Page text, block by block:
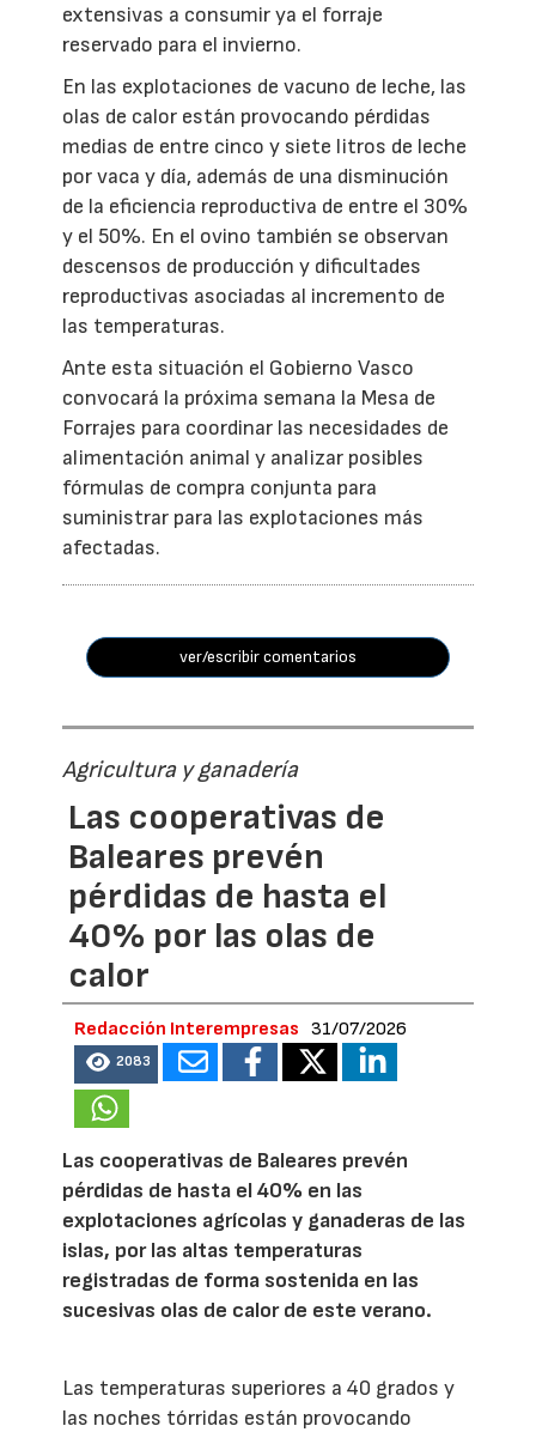
extensivas a consumir ya el forraje
reservado para el invierno.
En las explotaciones de vacuno de leche, las
olas de calor están provocando pérdidas
medias de entre cinco y siete litros de leche
por vaca y día, además de una disminución
de la eficiencia reproductiva de entre el 30%
y el 50%. En el ovino también se observan
descensos de producción y dificultades
reproductivas asociadas al incremento de
las temperaturas.
Ante esta situación el Gobierno Vasco
convocará la próxima semana la Mesa de
Forrajes para coordinar las necesidades de
alimentación animal y analizar posibles
fórmulas de compra conjunta para
suministrar para las explotaciones más
afectadas.
ver/escribir comentarios
Agricultura y ganadería
Las cooperativas de
Baleares prevén
pérdidas de hasta el
40% por las olas de
calor
Redacción Interempresas 31/07/2026
2083
Las cooperativas de Baleares prevén
pérdidas de hasta el 40% en las
explotaciones agrícolas y ganaderas de las
islas, por las altas temperaturas
registradas de forma sostenida en las
sucesivas olas de calor de este verano.
Las temperaturas superiores a 40 grados y
las noches tórridas están provocando